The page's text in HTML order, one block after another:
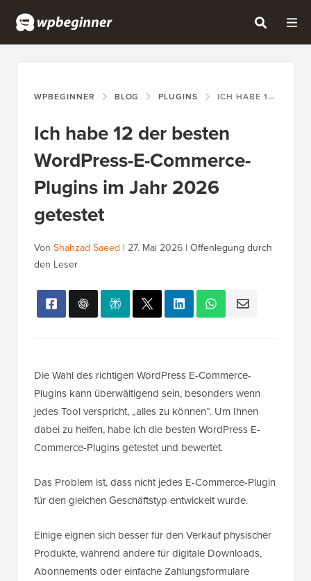
WPBEGINNER BLOG PLUGINS ICH HABE 12 DER BESTEN WORDPRESS-E-COMMERCE-PLUGINS IM JAHR 2026 GETESTET
Ich habe 12 der besten
WordPress-E-Commerce-
Plugins im Jahr 2026
getestet
Von Shahzad Saeed | 27. Mai 2026 | Offenlegung durch
den Leser
Die Wahl des richtigen WordPress E-Commerce-
Plugins kann überwältigend sein, besonders wenn
jedes Tool verspricht, „alles zu können“. Um Ihnen
dabei zu helfen, habe ich die besten WordPress E-
Commerce-Plugins getestet und bewertet.
Das Problem ist, dass nicht jedes E-Commerce-Plugin
für den gleichen Geschäftstyp entwickelt wurde.
Einige eignen sich besser für den Verkauf physischer
Produkte, während andere für digitale Downloads,
Abonnements oder einfache Zahlungsformulare